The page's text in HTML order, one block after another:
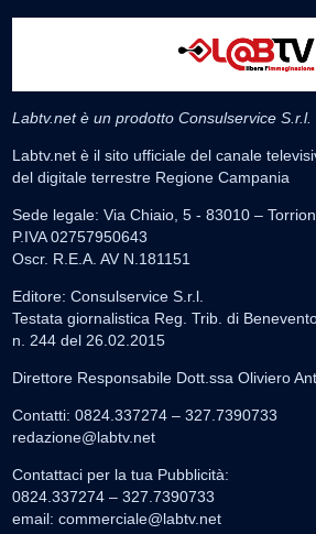
Labtv.net è un prodotto Consulservice S.r.l.
Labtv.net è il sito ufficiale del canale
del digitale terrestre Regione Campania
Sede legale: Via Chiaio, 5 - 83010 –
P.IVA 02757950643
Oscr. R.E.A. AV N.181151
Editore: Consulservice S.r.l.
Testata giornalistica Reg. Trib. di
n. 244 del 26.02.2015
Direttore Responsabile Dott.ssa Oliviero
Contatti: 0824.337274 – 327.7390733
redazione@labtv.net
Contattaci per la tua Pubblicità:
0824.337274 – 327.7390733
email: commerciale@labtv.net